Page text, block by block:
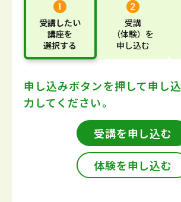
受講したい
講座を
選択する
受講
（体験） を
申し込む
申し込みボタンを押して申し
力してください。
受講を申し込む
体験を申し込む